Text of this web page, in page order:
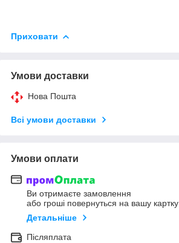
Приховати
Умови доставки
Нова Пошта
Всі умови доставки
Умови оплати
Ви отримаєте замовлення
або гроші повернуться на вашу картку
Детальніше
Післяплата